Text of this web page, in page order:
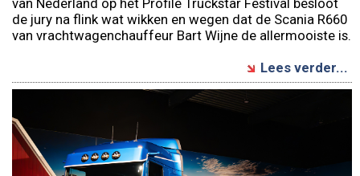
van Nederland op het Profile Truckstar Festival besloot
de jury na flink wat wikken en wegen dat de Scania R660
van vrachtwagenchauffeur Bart Wijne de allermooiste is.
Lees verder...